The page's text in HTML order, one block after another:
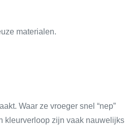
materialen.
Waar ze vroeger snel “nep”
kleurverloop zijn vaak nauwelijks